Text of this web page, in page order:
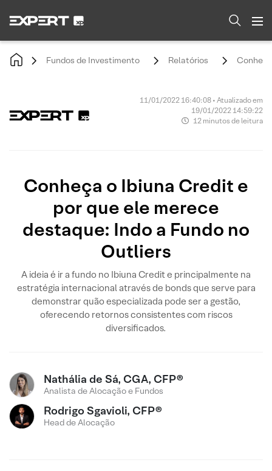
Fundos de Investimento Relatórios
11/01/2022 16:40:08 • Atualizado em
19/01/2022 14:59:22
12 minutos de leitura
Conheça o Ibiuna Credit e
por que ele merece
destaque: Indo a Fundo no
Outliers
A ideia é ir a fundo no Ibiuna Credit e principalmente na
estratégia internacional através de bonds que serve para
demonstrar quão especializada pode ser a gestão,
oferecendo retornos consistentes com riscos
diversificados.
Nathália de Sá, CGA, CFP®
Analista de Alocação e Fundos
Rodrigo Sgavioli, CFP®
Head de Alocação